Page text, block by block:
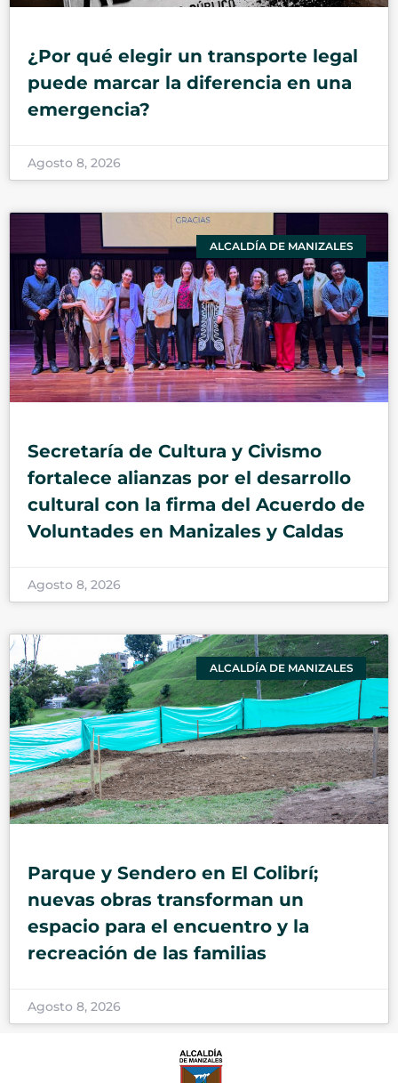
¿Por qué elegir un transporte legal
puede marcar la diferencia en una
emergencia?
Agosto 8, 2026
ALCALDÍA DE MANIZALES
Secretaría de Cultura y Civismo
fortalece alianzas por el desarrollo
cultural con la firma del Acuerdo de
Voluntades en Manizales y Caldas
Agosto 8, 2026
ALCALDÍA DE MANIZALES
Parque y Sendero en El Colibrí;
nuevas obras transforman un
espacio para el encuentro y la
recreación de las familias
Agosto 8, 2026